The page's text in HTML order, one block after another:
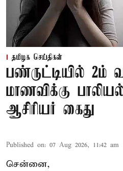
தமிழக செய்திகள்
பண்ருட்டியில் 2ம்
மாணவிக்கு
ஆசிரியர் கைது
Published on: 07 Aug 2026, 11:42 am
சென்னை,